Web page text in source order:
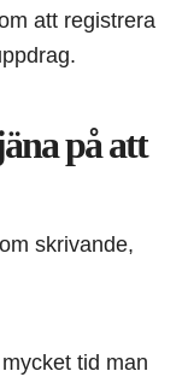
att registrera
på att
skrivande,
tid man